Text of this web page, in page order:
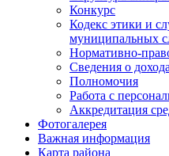
Конкурс
Кодекс этики и
муниципальных
Нормативно-
Сведения о
Полномочия
Работа с
Аккредитация
Фотогалерея
Важная информация
Карта района